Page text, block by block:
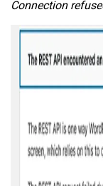
Connection